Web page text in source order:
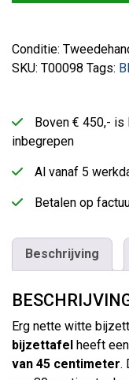
Conditie:
SKU: T00098 Tags:
Boven € 450,-
inbegrepen
Al vanaf 5
Betalen op
Beschrijving
Erg nette witte
bijzettafel heeft een
van 45 centimeter.